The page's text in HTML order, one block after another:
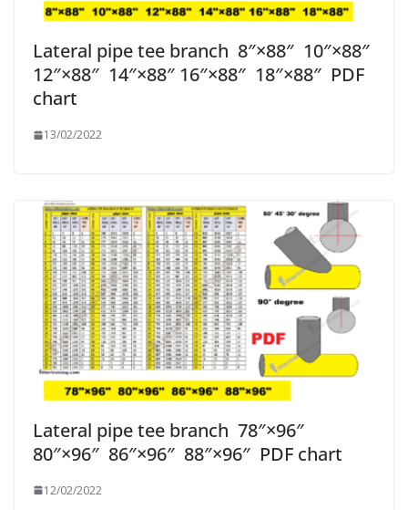
Lateral pipe tee branch 8″×88″ 10″×88″
12″×88″ 14″×88″ 16″×88″ 18″×88″ PDF
chart
13/02/2022
Lateral pipe tee branch 78″×96″
80″×96″ 86″×96″ 88″×96″ PDF chart
12/02/2022